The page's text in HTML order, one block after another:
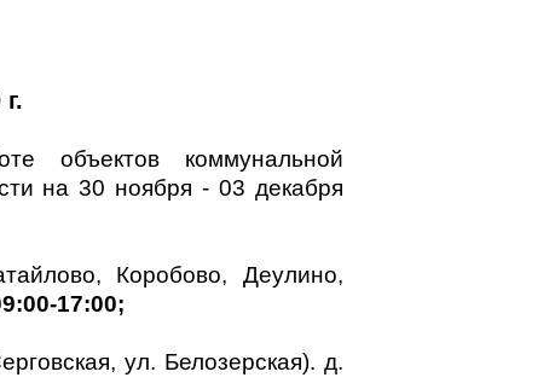
объектов коммунальной
на 30 ноября - 03 декабря
Коробово, Деулино,
17:00;
ул. Белозерская). д.